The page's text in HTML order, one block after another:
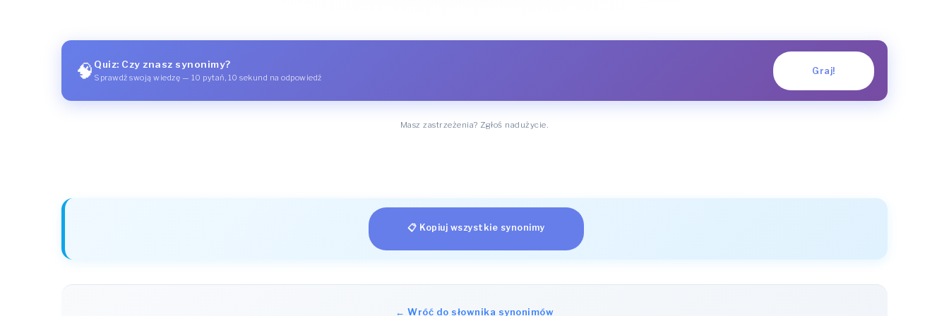
🧠 Quiz: Czy znasz synonimy?
Sprawdź swoją wiedzę — 10 pytań, 10 sekund na odpowiedź
Graj!
Masz zastrzeżenia? Zgłoś nadużycie.
📋 Kopiuj wszystkie synonimy
← Wróć do słownika synonimów